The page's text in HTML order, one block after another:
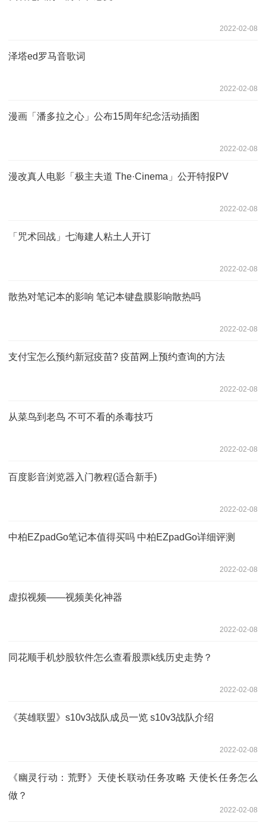
2022-02-08
泽塔ed罗马音歌词
2022-02-08
漫画「潘多拉之心」公布15周年纪念活动插图
2022-02-08
漫改真人电影「极主夫道 The·Cinema」公开特报PV
2022-02-08
「咒术回战」七海建人粘土人开订
2022-02-08
散热对笔记本的影响 笔记本键盘膜影响散热吗
2022-02-08
支付宝怎么预约新冠疫苗? 疫苗网上预约查询的方法
2022-02-08
从菜鸟到老鸟 不可不看的杀毒技巧
2022-02-08
百度影音浏览器入门教程(适合新手)
2022-02-08
中柏EZpadGo笔记本值得买吗 中柏EZpadGo详细评测
2022-02-08
虚拟视频——视频美化神器
2022-02-08
同花顺手机炒股软件怎么查看股票k线历史走势？
2022-02-08
《英雄联盟》s10v3战队成员一览 s10v3战队介绍
2022-02-08
《幽灵行动：荒野》天使长联动任务攻略 天使长任务怎么
做？
2022-02-08